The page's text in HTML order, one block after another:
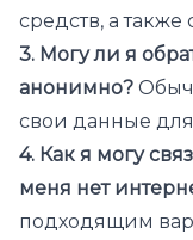
средств, а
3. Могу ли я
анонимно?
свои данные
4. Как я могу
меня нет
подходящим